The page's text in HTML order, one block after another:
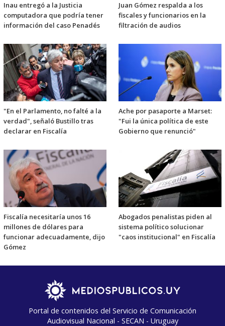
Inau entregó a la Justicia
computadora que podría tener
información del caso Penadés
Juan Gómez respalda a los
fiscales y funcionarios en la
filtración de audios
"En el Parlamento, no falté a la
verdad", señaló Bustillo tras
declarar en Fiscalía
Ache por pasaporte a Marset:
"Fui la única política de este
Gobierno que renunció"
Fiscalía necesitaría unos 16
millones de dólares para
funcionar adecuadamente, dijo
Gómez
Abogados penalistas piden al
sistema político solucionar
"caos institucional" en Fiscalía
Portal de contenidos del Servicio de Comunicación
Audiovisual Nacional - SECAN - Uruguay